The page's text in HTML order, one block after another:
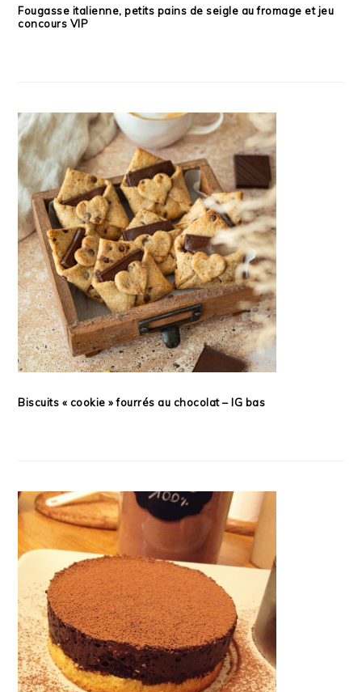
Fougasse italienne, petits pains de seigle au fromage et jeu
concours VIP
Biscuits « cookie » fourrés au chocolat – IG bas